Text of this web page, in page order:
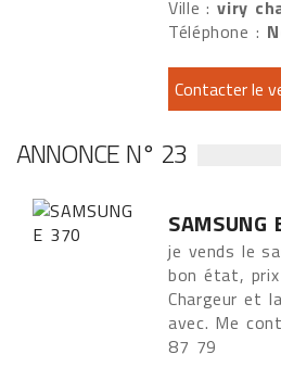
Ville :viry
Téléphone :
ANNONCE N° 23
SAMSUNG
je vends le
bon état,
Chargeur et
avec. Me
87 79